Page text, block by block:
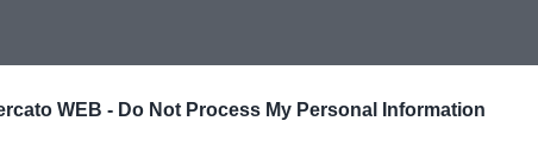
WEB - Do Not Process My Personal Information